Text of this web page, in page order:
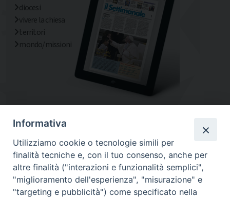
diocesi
vivere la chiesa
territori
mondo/missioni
Informativa
Utilizziamo cookie o tecnologie simili per
finalità tecniche e, con il tuo consenso, anche per
altre finalità ("interazioni e funzionalità semplici",
"miglioramento dell'esperienza", "misurazione" e
"targeting e pubblicità") come specificato nella